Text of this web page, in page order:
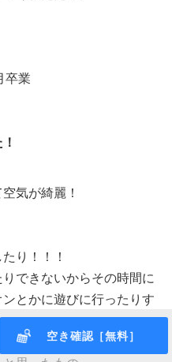
卒業
気が綺麗！
り！！！
できないからその時間に
とかに遊びに行ったりす
空き確認［無料］